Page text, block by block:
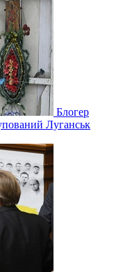
Блогер
Луганськ